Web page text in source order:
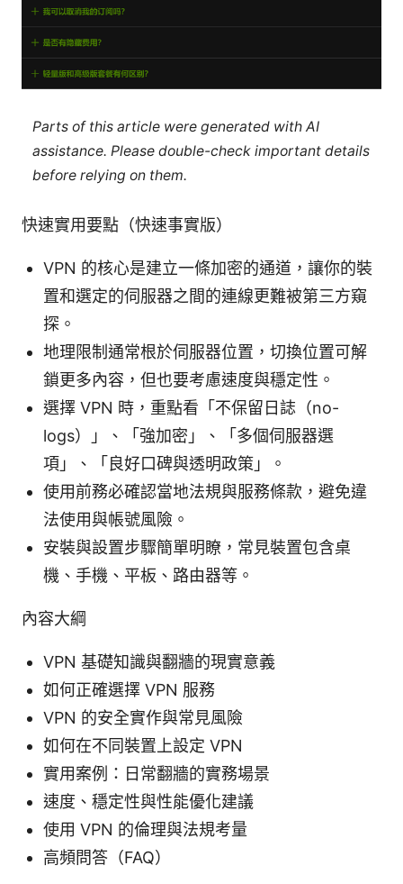
Parts of this article were generated with AI
assistance. Please double-check important details
before relying on them.
快速實用要點（快速事實版）
VPN 的核心是建立一條加密的通道，讓你的裝
置和選定的伺服器之間的連線更難被第三方窺
探。
地理限制通常根於伺服器位置，切換位置可解
鎖更多內容，但也要考慮速度與穩定性。
選擇 VPN 時，重點看「不保留日誌（no-
logs）」、「強加密」、「多個伺服器選
項」、「良好口碑與透明政策」。
使用前務必確認當地法規與服務條款，避免違
法使用與帳號風險。
安裝與設置步驟簡單明瞭，常見裝置包含桌
機、手機、平板、路由器等。
內容大綱
VPN 基礎知識與翻牆的現實意義
如何正確選擇 VPN 服務
VPN 的安全實作與常見風險
如何在不同裝置上設定 VPN
實用案例：日常翻牆的實務場景
速度、穩定性與性能優化建議
使用 VPN 的倫理與法規考量
高頻問答（FAQ）